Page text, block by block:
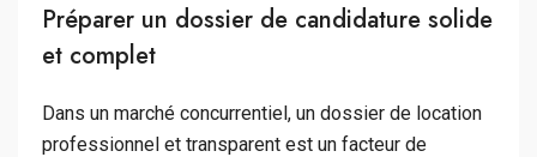
Préparer un dossier de candidature solide
et complet
Dans un marché concurrentiel, un dossier de location
professionnel et transparent est un facteur de